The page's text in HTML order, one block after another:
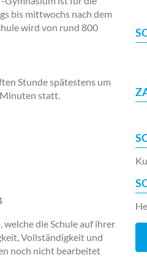
bis mittwochs nach dem
wird von rund 800
Stunde spätestens um
Minuten statt.
die Schule auf ihrer
Vollständigkeit und
noch nicht bearbeitet